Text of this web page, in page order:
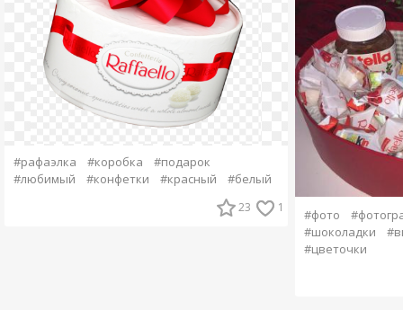
#рафаэлка #коробка
#подарок
#любимый
#конфетки #красный #белый
23 1 #фото
#шоколадки
#цветочки